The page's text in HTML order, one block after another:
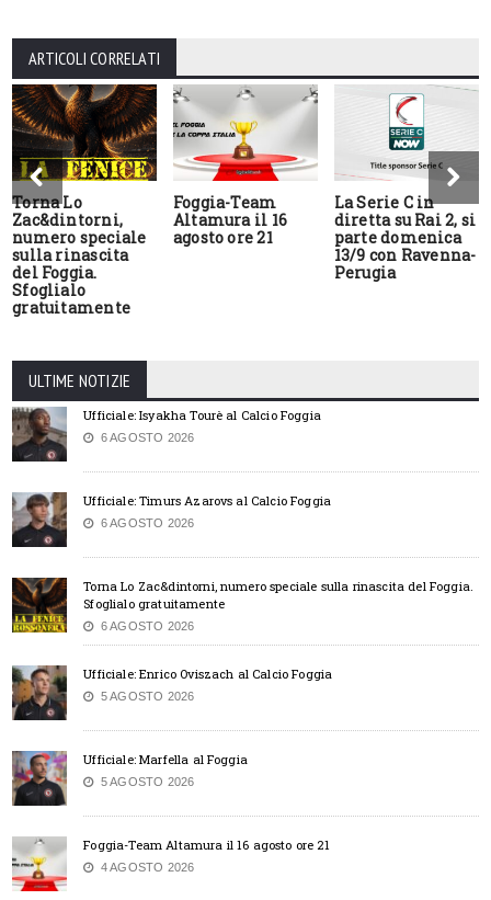
ARTICOLI CORRELATI
Torna Lo
Zac&dintorni,
numero speciale
sulla rinascita
del Foggia.
Sfoglialo
gratuitamente
Foggia-Team
Altamura il 16
agosto ore 21
La Serie C in
diretta su Rai 2, si
parte domenica
13/9 con Ravenna-
Perugia
ULTIME NOTIZIE
Ufficiale: Isyakha Tourè al Calcio Foggia
6 AGOSTO 2026
Ufficiale: Timurs Azarovs al Calcio Foggia
6 AGOSTO 2026
Torna Lo Zac&dintorni, numero speciale sulla rinascita del Foggia.
Sfoglialo gratuitamente
6 AGOSTO 2026
Ufficiale: Enrico Oviszach al Calcio Foggia
5 AGOSTO 2026
Ufficiale: Marfella al Foggia
5 AGOSTO 2026
Foggia-Team Altamura il 16 agosto ore 21
4 AGOSTO 2026